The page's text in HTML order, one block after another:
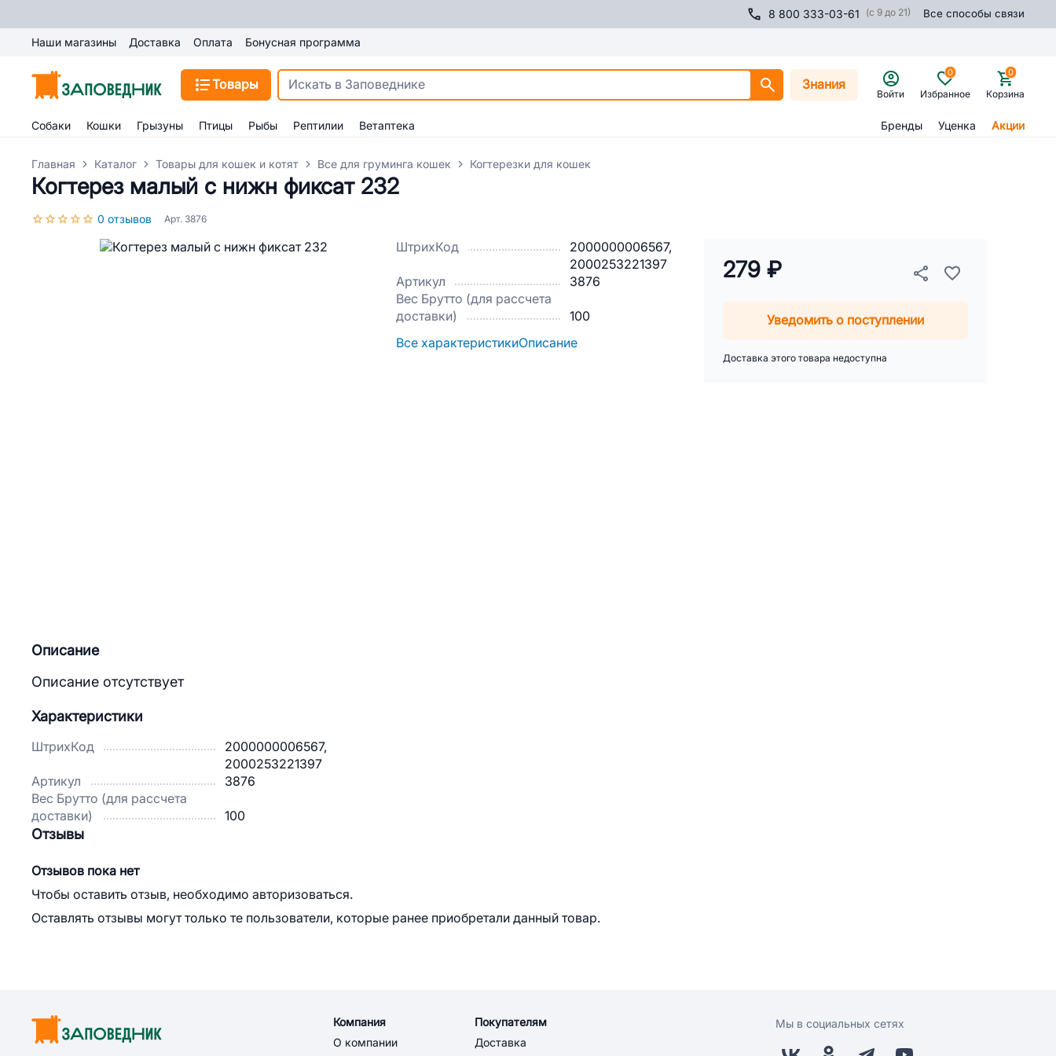
8 800 333-03-61 (с 9 до 21) Все способы связи
Наши магазины Доставка Оплата Бонусная программа
Товары Знания
Войти Избранное
0
Корзина
0
Собаки Кошки Грызуны Птицы Рыбы Рептилии Ветаптека Бренды Уценка Акции
Главная Каталог Товары для кошек и котят Все для груминга кошек Когтерезки для кошек
Когтерез малый с нижн фиксат 232
0 отзывов Арт. 3876
ШтрихКод
2000000006567,
2000253221397
Артикул
3876
Вес Брутто (для рассчета
доставки)
100
Все характеристикиОписание
279 ₽
Уведомить о поступлении
Доставка этого товара недоступна
Описание
Описание отсутствует
Характеристики
ШтрихКод
2000000006567,
2000253221397
Артикул
3876
Вес Брутто (для рассчета
доставки)
100
Отзывы
Отзывов пока нет
Чтобы оставить отзыв, необходимо авторизоваться.
Оставлять отзывы могут только те пользователи, которые ранее приобретали данный товар.
Компания
О компании
Покупателям
Доставка
Мы в социальных сетях